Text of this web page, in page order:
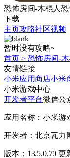
恐怖房间-木棍人恐
下载
主页攻略社区视频
暂时没有攻略~
首页 > 恐怖房间-
友情链接
小米应用商店小米
小米游戏中心
开发者平台微信公
应用名称：小米游
开发者：北京瓦力
版本：13.5.0.70 更